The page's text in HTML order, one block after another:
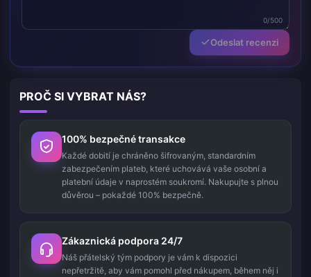
0/500
Odeslat recenzi
PROČ SI VYBRAT NÁS?
100% bezpečné transakce
Každé dobití je chráněno šifrovaným, standardním
zabezpečením plateb, které uchovává vaše osobní a
platební údaje v naprostém soukromí. Nakupujte s plnou
důvěrou – pokaždé 100% bezpečně.
Zákaznická podpora 24/7
Náš přátelský tým podpory je vám k dispozici
nepřetržitě, aby vám pomohl před nákupem, během něj i